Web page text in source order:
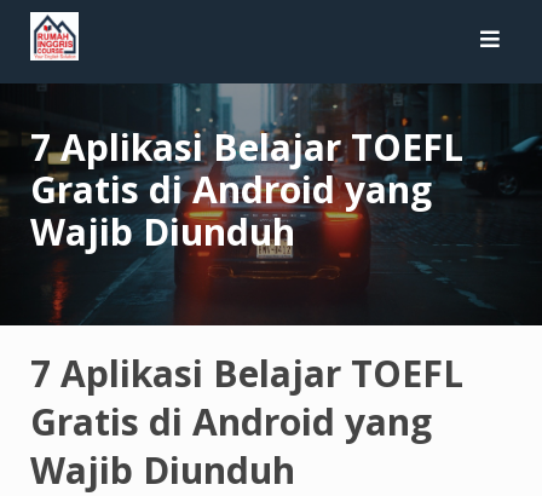
content
7 Aplikasi Belajar TOEFL
Gratis di Android yang
Wajib Diunduh
7 Aplikasi Belajar TOEFL
Gratis di Android yang
Wajib Diunduh